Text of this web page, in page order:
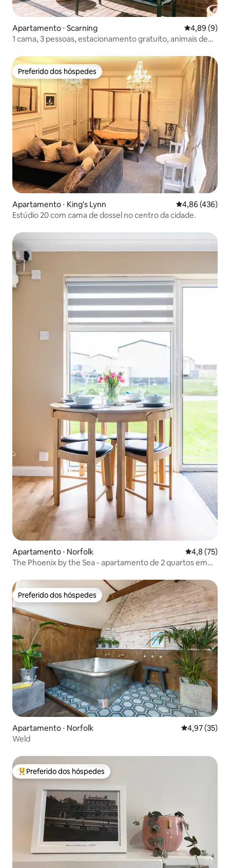
Apartamento ⋅ Scarning 4,89 de uma
4,89 (9)
1 cama, 3 pessoas, estacionamento gratuito, animais de
Preferido dos hóspedes
Preferido dos hóspedes
Apartamento ⋅ King's Lynn 4,86 de uma
4,86 (436)
Estúdio 20 com cama de dossel no centro da cidade.
Apartamento ⋅ Norfolk 4,8 de uma
4,8 (75)
The Phoenix by the Sea - apartamento de 2 quartos em
Preferido dos hóspedes
Preferido dos hóspedes
Apartamento ⋅ Norfolk 4,97 de uma
4,97 (35)
Weld
Entre os melhores preferidos dos hóspedes
Preferido dos hóspedes